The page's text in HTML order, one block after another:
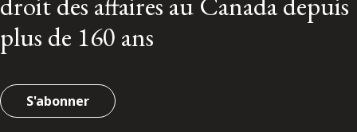
plus de 160 ans
S'abonner